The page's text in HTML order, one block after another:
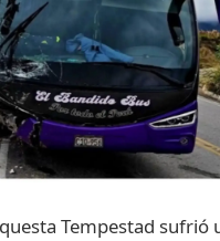
Tempestad sufrió